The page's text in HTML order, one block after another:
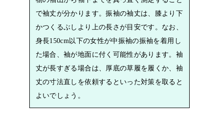
で袖丈が分かります。振袖の袖丈は、膝より下
かつくるぶしより上の長さが目安です。なお、
身長150cm以下の女性が中振袖の振袖を着用し
た場合、袖が地面に付く可能性があります。袖
丈が長すぎる場合は、厚底の草履を履くか、袖
丈の寸法直しを依頼するといった対策を取ると
よいでしょう。